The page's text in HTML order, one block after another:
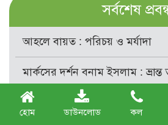
হোম ডাউনলোড কল
সর্বশেষ
আহলে বায়ত : পরিচয় ও মর্যাদা
মার্কসের দর্শন বনাম ইসলাম : ভ্রান্ত
ফজর ছালাত : গুরুত্ব ও ফযীলত